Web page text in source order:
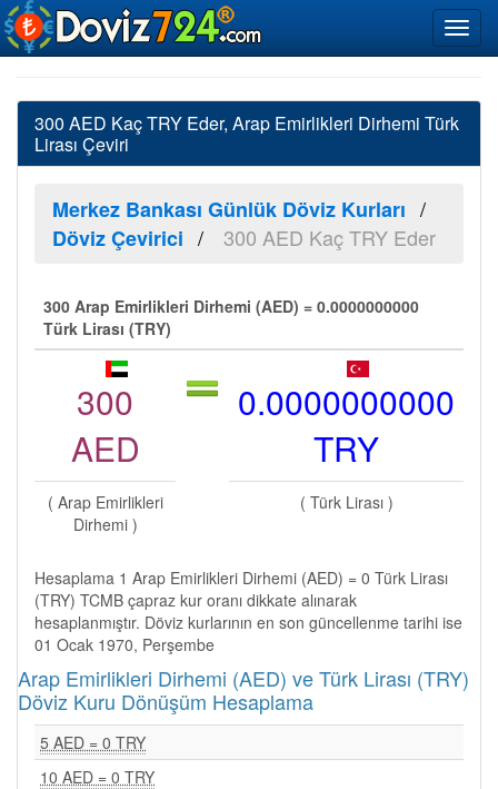
300 AED Kaç TRY Eder, Arap Emirlikleri Dirhemi Türk
Lirası Çeviri
Merkez Bankası Günlük Döviz Kurları
Döviz Çevirici
300 AED Kaç TRY Eder
300 Arap Emirlikleri Dirhemi (AED) = 0.0000000000
Türk Lirası (TRY)
300
AED
0.0000000000
TRY
( Arap Emirlikleri
Dirhemi )
( Türk Lirası )
Hesaplama 1 Arap Emirlikleri Dirhemi (AED) = 0 Türk Lirası
(TRY) TCMB çapraz kur oranı dikkate alınarak
hesaplanmıştır. Döviz kurlarının en son güncellenme tarihi ise
01 Ocak 1970, Perşembe
Arap Emirlikleri Dirhemi (AED) ve Türk Lirası (TRY)
Döviz Kuru Dönüşüm Hesaplama
5 AED = 0 TRY
10 AED = 0 TRY